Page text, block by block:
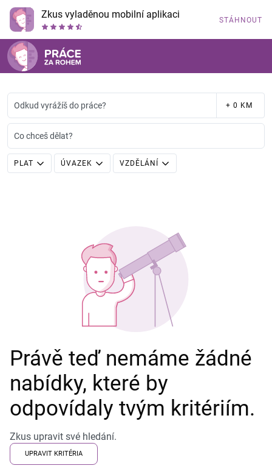
Zkus vyladěnou mobilní aplikaci STÁHNOUT
Odkud vyrážíš do práce? + 0 KM
Co chceš dělat?
PLAT ÚVAZEK VZDĚLÁNÍ
Právě teď nemáme žádné
nabídky, které by
odpovídaly tvým kritériím.
Zkus upravit své hledání.
UPRAVIT KRITÉRIA